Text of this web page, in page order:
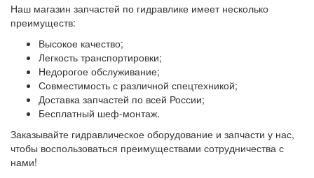
Наш магазин запчастей по гидравлике имеет несколько
преимуществ:
Высокое качество;
Легкость транспортировки;
Недорогое обслуживание;
Совместимость с различной спецтехникой;
Доставка запчастей по всей России;
Бесплатный шеф-монтаж.
Заказывайте гидравлическое оборудование и запчасти у нас,
чтобы воспользоваться преимуществами сотрудничества с
нами!